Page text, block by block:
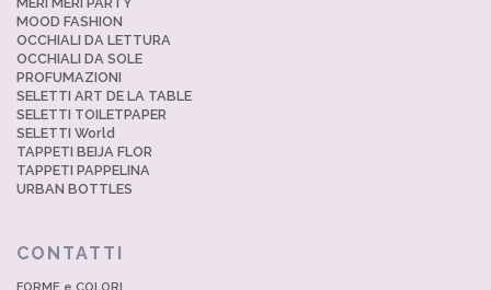
MOOD FASHION
OCCHIALI DA LETTURA
OCCHIALI DA SOLE
PROFUMAZIONI
SELETTI ART DE LA TABLE
SELETTI TOILETPAPER
SELETTI World
TAPPETI BEIJA FLOR
TAPPETI PAPPELINA
URBAN BOTTLES
CONTATTI
FORME e COLORI